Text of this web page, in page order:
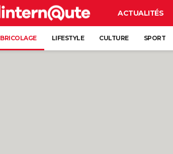
ACTUALITÉS
BRICOLAGE LIFESTYLE CULTURE SPORT